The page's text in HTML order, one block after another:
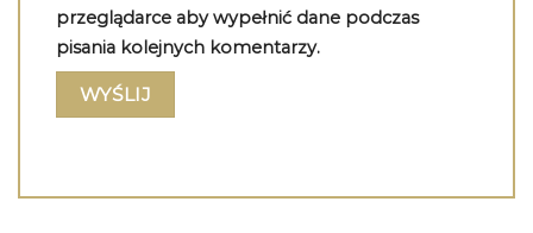
przeglądarce aby wypełnić dane podczas
pisania kolejnych komentarzy.